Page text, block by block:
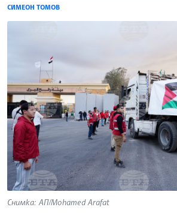
СИМЕОН ТОМОВ
Снимка: АП/Mohamed Arafat